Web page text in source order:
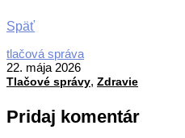
Späť
2026-
05-
22
tlačová správa
22. mája 2026
Tlačové správy, Zdravie
Pridaj komentár